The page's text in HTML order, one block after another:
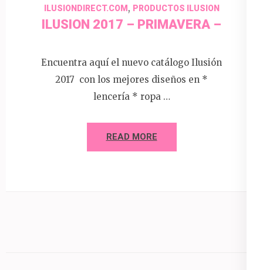
ILUSIONDIRECT.COM, PRODUCTOS ILUSION
ILUSION 2017 – PRIMAVERA –
Encuentra aquí el nuevo catálogo Ilusión
2017 con los mejores diseños en *
lencería * ropa …
READ MORE